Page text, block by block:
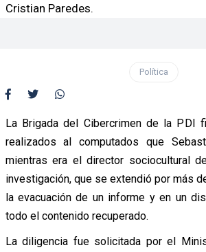
Cristian Paredes.
Política
La Brigada del Cibercrimen de la PDI
realizados al computados que
mientras era el director sociocultural
investigación, que se extendió por más
la evacuación de un informe y en un
todo el contenido recuperado.
La diligencia fue solicitada por el